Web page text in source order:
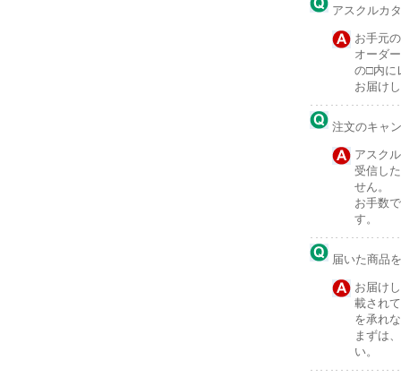
アスクルカ
お手元
オーダ
の□内に
お届け
注文のキャ
アスク
受信し
せん。
お手数
す。
届いた商品
お届け
載され
を承れ
まずは
い。